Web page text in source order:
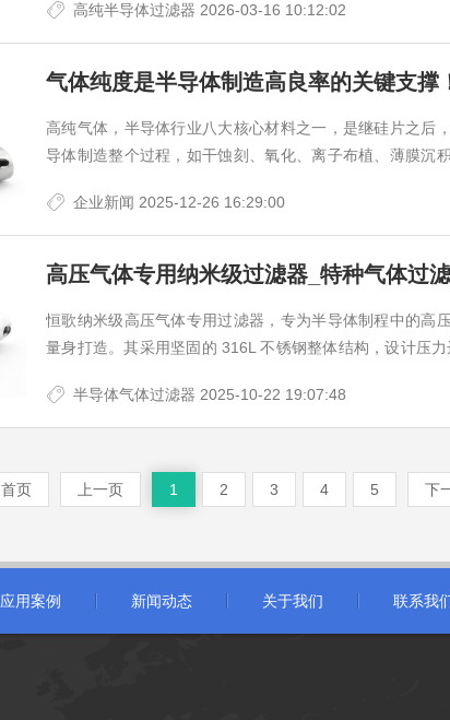
高纯半导体过滤器 2026-03-16 10:12:02
气体纯度是半导体制造高良率的关键支撑
高纯气体，半导体行业八大核心材料之一，是继硅片之后
导体制造整个过程，如干蚀刻、氧化、离子布植、薄膜沉
企业新闻 2025-12-26 16:29:00
高压气体专用纳米级过滤器_特种气体过
恒歌纳米级高压气体专用过滤器，专为半导体制程中的高
量身打造。其采用坚固的 316L 不锈钢整体结构，设计压
半导体气体过滤器 2025-10-22 19:07:48
首页 上一页 1 2 3 4 5 下
应用案例 新闻动态 关于我们 联系我